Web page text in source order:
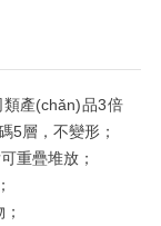
產(chǎn)品3倍
，不變形；
疊堆放；